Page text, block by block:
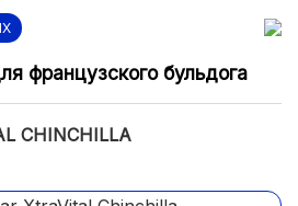
французского бульдога
CHINCHILLA